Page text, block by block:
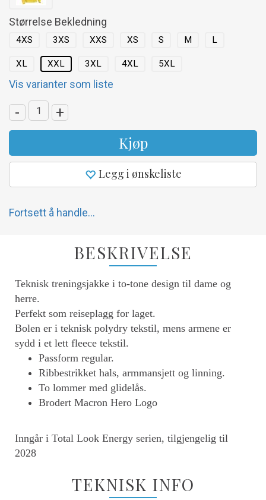
Størrelse Bekledning
4XS 3XS XXS XS S M L
XL XXL 3XL 4XL 5XL
Vis varianter som liste
- +
Kjøp
Legg i ønskeliste
Fortsett å handle...
BESKRIVELSE
Teknisk treningsjakke i to-tone design til dame og
herre.
Perfekt som reiseplagg for laget.
Bolen er i teknisk polydry tekstil, mens armene er
sydd i et lett fleece tekstil.
Passform regular.
Ribbestrikket hals, armmansjett og linning.
To lommer med glidelås.
Brodert Macron Hero Logo
Inngår i Total Look Energy serien, tilgjengelig til
2028
TEKNISK INFO